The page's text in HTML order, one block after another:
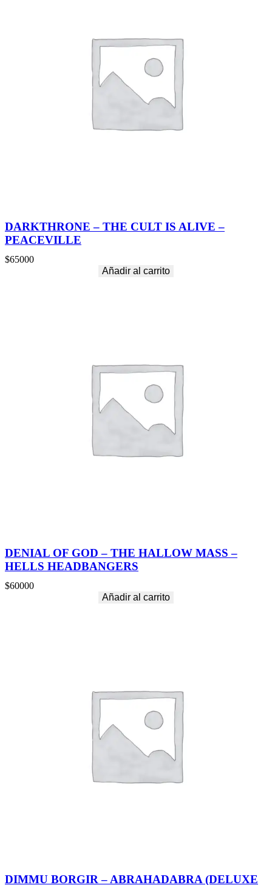
DARKTHRONE – THE CULT IS ALIVE –
PEACEVILLE
$65000
Añadir al carrito
DENIAL OF GOD – THE HALLOW MASS –
HELLS HEADBANGERS
$60000
Añadir al carrito
DIMMU BORGIR – ABRAHADABRA (DELUXE